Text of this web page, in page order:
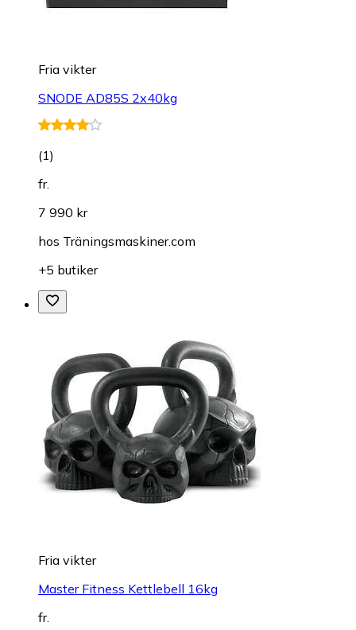
Fria vikter
SNODE AD85S 2x40kg
(1)
fr.
7 990 kr
hos Träningsmaskiner.com
+5 butiker
Fria vikter
Master Fitness Kettlebell 16kg
fr.